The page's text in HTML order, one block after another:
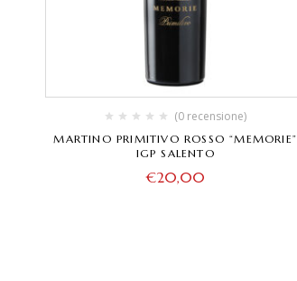
(0 recensione)
MARTINO PRIMITIVO ROSSO “MEMORIE”
IGP SALENTO
€20,00